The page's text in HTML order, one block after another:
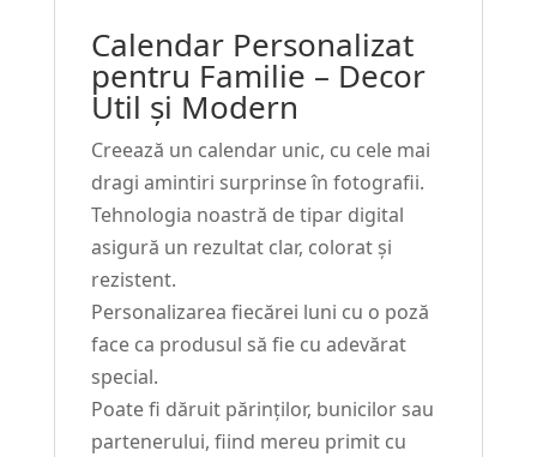
Calendar Personalizat
pentru Familie – Decor
Util și Modern
Creează un calendar unic, cu cele mai
dragi amintiri surprinse în fotografii.
Tehnologia noastră de tipar digital
asigură un rezultat clar, colorat și
rezistent.
Personalizarea fiecărei luni cu o poză
face ca produsul să fie cu adevărat
special.
Poate fi dăruit părinților, bunicilor sau
partenerului, fiind mereu primit cu